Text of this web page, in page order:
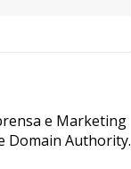
e Marketing
Domain Authority.